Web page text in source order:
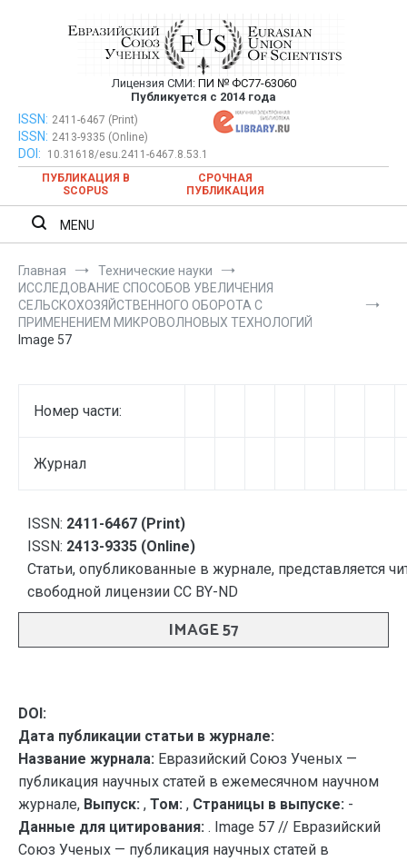
Евразийский Союз Ученых —
публикация научных статей в
ежемесячном научном журнале
Лицензия СМИ: ПИ № ФС77-63060
Публикуется с 2014 года
Евразийский Союз Ученых — публикация научных статей в
ежемесячном научном журнале
ISSN: 2411-6467 (Print)
ISSN: 2413-9335 (Online)
DOI:
10.31618/esu.2411-6467.8.53.1
ПУБЛИКАЦИЯ В
SCOPUS
СРОЧНАЯ
ПУБЛИКАЦИЯ
MENU
Главная
Технические науки
ИССЛЕДОВАНИЕ СПОСОБОВ УВЕЛИЧЕНИЯ
СЕЛЬСКОХОЗЯЙСТВЕННОГО ОБОРОТА С
ПРИМЕНЕНИЕМ МИКРОВОЛНОВЫХ ТЕХНОЛОГИЙ
Image 57
Номер части:
Журнал
ISSN: 2411-6467 (Print)
ISSN: 2413-9335 (Online)
Статьи, опубликованные в журнале, представляется
свободной лицензии CC BY-ND
IMAGE 57
DOI:
Дата публикации статьи в журнале:
Название журнала: Евразийский Союз Ученых —
публикация научных статей в ежемесячном научном
журнале, Выпуск: , Том: , Страницы в выпуске: -
Данные для цитирования: . Image 57 // Евразийский
Союз Ученых — публикация научных статей в